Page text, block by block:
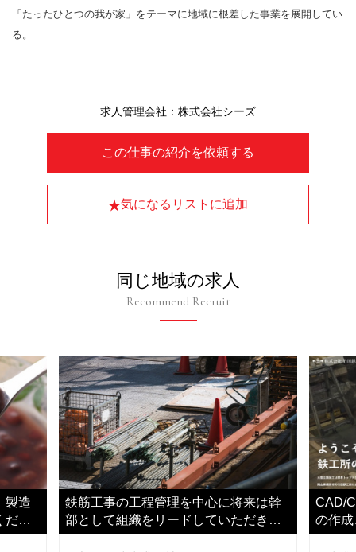
「たったひとつの我が家」をテーマに地域に根差した事業を展開してい
る。
この仕事の紹介を依頼する
気になるリストに追加
求人管理会社：株式会社シーズ
同じ地域の求人
Recommend Recruit
製造
ださ
鉄筋工事の工程管理を中心に将来は幹
部として組織をリードしていただきま
す
CAD/
の作
ただ